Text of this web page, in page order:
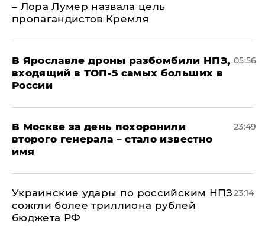
– Лора Лумер назвала цель
пропагандистов Кремля
В Ярославле дроны разбомбили НПЗ,
входящий в ТОП-5 самых больших в
России
05:56
В Москве за день похоронили
второго генерала – стало известно
имя
23:49
Украинские удары по российским НПЗ
сожгли более триллиона рублей
бюджета РФ
23:14